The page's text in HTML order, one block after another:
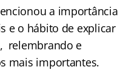
a importância
e o hábito de explicar
relembrando e
mais importantes.